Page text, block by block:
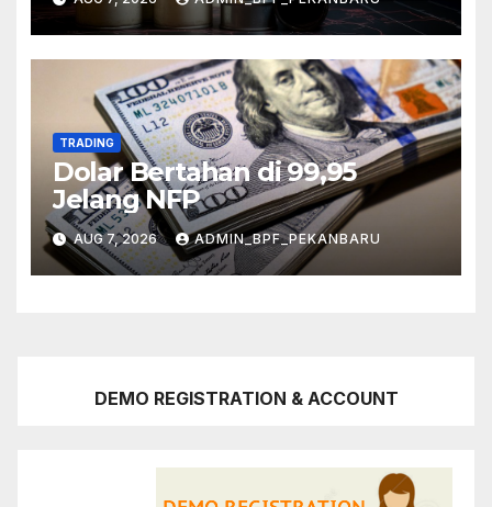
TRADING
Dolar Bertahan di 99,95
Jelang NFP
AUG 7, 2026 ADMIN_BPF_PEKANBARU
DEMO REGISTRATION & ACCOUNT